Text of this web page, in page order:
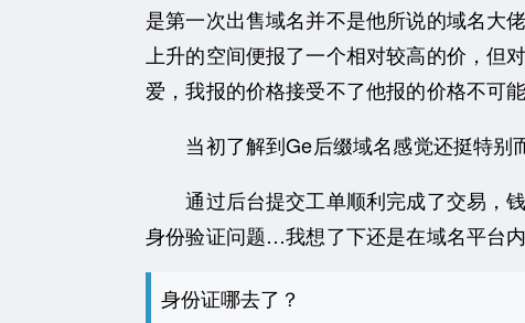
是第一次出售域名并不是他所说的域名大
上升的空间便报了一个相对较高的价，但
爱，我报的价格接受不了他报的价格不可
当初了解到Ge后缀域名感觉还挺特别
通过后台提交工单顺利完成了交易，钱
身份验证问题…我想了下还是在域名平台
身份证哪去了？